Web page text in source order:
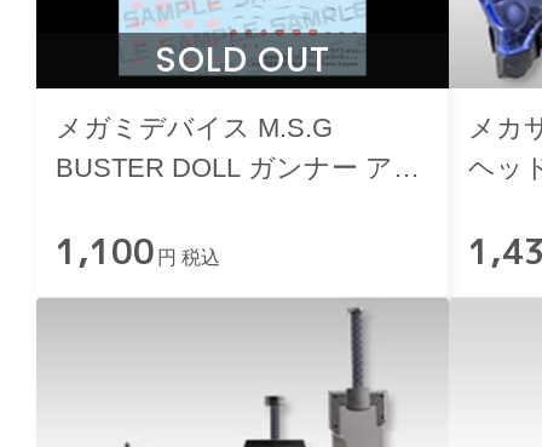
SOLD OUT
メガミデバイス M.S.G
BUSTER DOLL ガンナー アイ
1,100 円 税込
メカ
ヘッ